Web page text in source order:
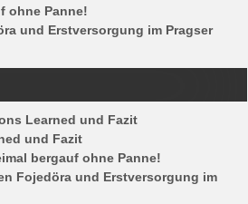
ohne Panne!
und Erstversorgung im Pragser
Learned und Fazit
und Fazit
bergauf ohne Panne!
Fojedöra und Erstversorgung im